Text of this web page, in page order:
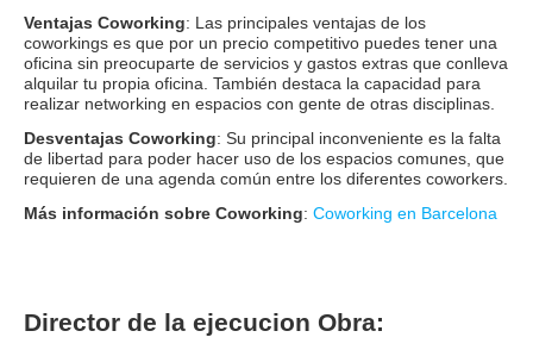
Ventajas Coworking: Las principales ventajas de los
coworkings es que por un precio competitivo puedes tener una
oficina sin preocuparte de servicios y gastos extras que conlleva
alquilar tu propia oficina. También destaca la capacidad para
realizar networking en espacios con gente de otras disciplinas.
Desventajas Coworking: Su principal inconveniente es la falta
de libertad para poder hacer uso de los espacios comunes, que
requieren de una agenda común entre los diferentes coworkers.
Más información sobre Coworking: Coworking en Barcelona
Director de la ejecucion Obra: